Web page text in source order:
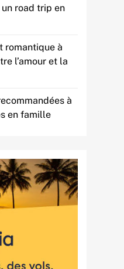
road trip en
romantique à
l’amour et la
à
en famille